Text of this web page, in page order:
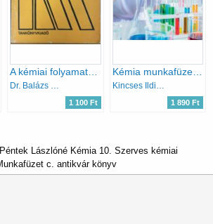
1 100 Ft
Kémia munkafüzet 7-8. I. kötet
1 890 Ft
Lászlóné Kémia 10. Szerves kémiai
c. antikvár könyv